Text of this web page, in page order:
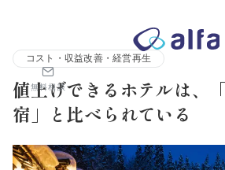
無料相談
株式会社アルファコンサルティング｜
コスト・収益改善・経営再生
値上げできるホテルは、
宿」と比べられている